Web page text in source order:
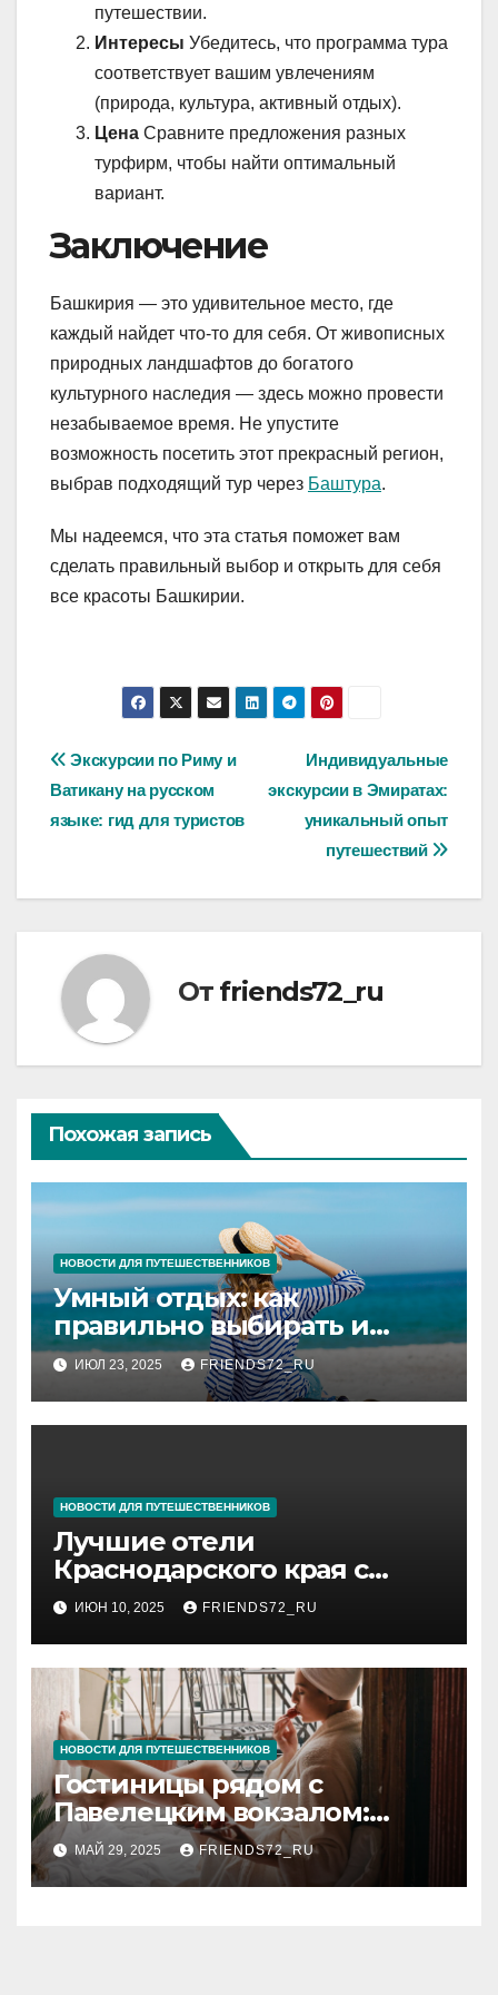
путешествии.
Интересы Убедитесь, что программа тура
соответствует вашим увлечениям
(природа, культура, активный отдых).
Цена Сравните предложения разных
турфирм, чтобы найти оптимальный
вариант.
Заключение
Башкирия — это удивительное место, где
каждый найдет что-то для себя. От живописных
природных ландшафтов до богатого
культурного наследия — здесь можно провести
незабываемое время. Не упустите
возможность посетить этот прекрасный регион,
выбрав подходящий тур через Баштура.
Мы надеемся, что эта статья поможет вам
сделать правильный выбор и открыть для себя
все красоты Башкирии.
Навигация
по
Индивидуальные
экскурсии в Эмиратах:
уникальный опыт
путешествий
Экскурсии по Риму и
Ватикану на русском
языке: гид для туристов
От friends72_ru
Похожая запись
НОВОСТИ ДЛЯ ПУТЕШЕСТВЕННИКОВ
Умный отдых: как
правильно выбирать и
покупать туры
ИЮЛ 23, 2025 FRIENDS72_RU
НОВОСТИ ДЛЯ ПУТЕШЕСТВЕННИКОВ
Лучшие отели
Краснодарского края с
бассейном
ИЮН 10, 2025 FRIENDS72_RU
НОВОСТИ ДЛЯ ПУТЕШЕСТВЕННИКОВ
Гостиницы рядом с
Павелецким вокзалом:
комфорт и удобство в
Москве
МАЙ 29, 2025 FRIENDS72_RU